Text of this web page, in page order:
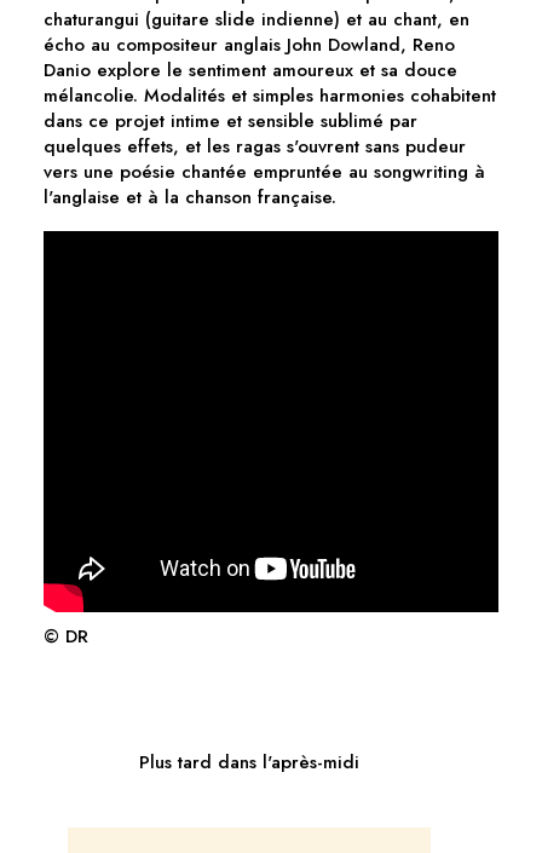
chaturangui (guitare slide indienne) et au chant, en
écho au compositeur anglais John Dowland, Reno
Danio explore le sentiment amoureux et sa douce
mélancolie. Modalités et simples harmonies cohabitent
dans ce projet intime et sensible sublimé par
quelques effets, et les ragas s'ouvrent sans pudeur
vers une poésie chantée empruntée au songwriting à
l'anglaise et à la chanson française.
© DR
Plus tard dans l'après-midi